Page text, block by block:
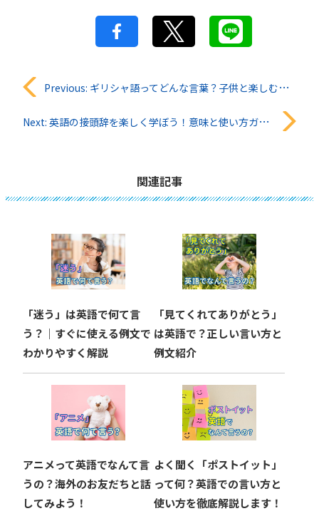
投
稿
ョ
ン
Previous: ギリシャ語ってどんな言葉？子供と楽しむ古代から続く言葉の世界
Next: 英語の接頭辞を楽しく学ぼう！意味と使い方ガイド
関連記事
「迷う」は英語で何て言
う？｜すぐに使える例文で
わかりやすく解説
「見てくれてありがとう」
は英語で？正しい言い方と
例文紹介
アニメって英語でなんて言
うの？海外のお友だちと話
してみよう！
よく聞く「ポストイット」
って何？英語での言い方と
使い方を徹底解説します！